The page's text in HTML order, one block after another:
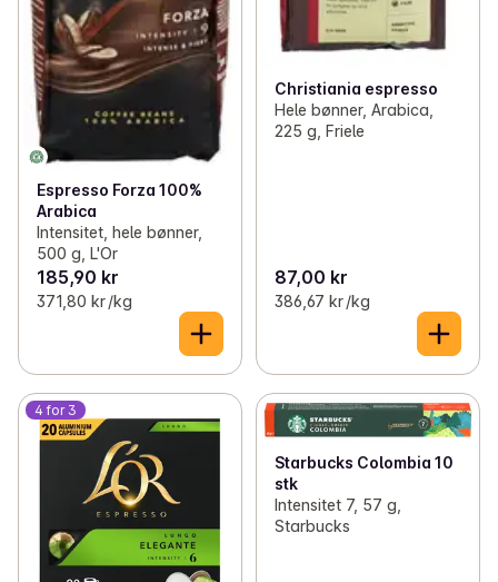
Espresso Forza 100%
Arabica
Intensitet, hele bønner,
500 g, L'Or
185,90 kr
371,80 kr /kg
Christiania espresso
Hele bønner, Arabica,
225 g, Friele
87,00 kr
386,67 kr /kg
4 for 3
Starbucks Colombia 10
stk
Intensitet 7, 57 g,
Starbucks